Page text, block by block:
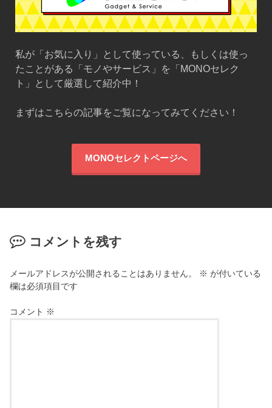
私が「お気に入り」として使っている、もしくは使っ
たことがある「モノやサービス」を「MONOセレク
ト」として厳選して紹介中！
まずはこちらの記事をご覧になってみてください！
MONOセレクトページへ
コメントを残す
メールアドレスが公開されることはありません。 ※ が付いている
欄は必須項目です
コメント ※